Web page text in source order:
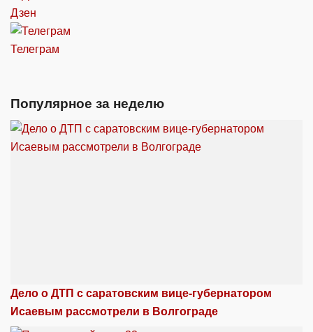
Дзен
Телеграм
Популярное за неделю
Дело о ДТП с саратовским вице-губернатором
Исаевым рассмотрели в Волгограде